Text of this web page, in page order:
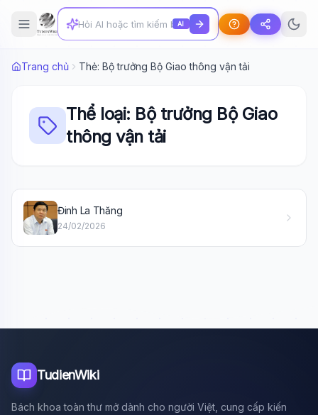
AI
Trang chủ Thẻ: Bộ trưởng Bộ Giao thông vận tải
Thể loại: Bộ trưởng Bộ Giao
thông vận tải
Đinh La Thăng
24/02/2026
TudienWiki
Bách khoa toàn thư mở dành cho người Việt, cung cấp kiến
Sẵn sàng hỗ trợ
🔬 Albert Einstein